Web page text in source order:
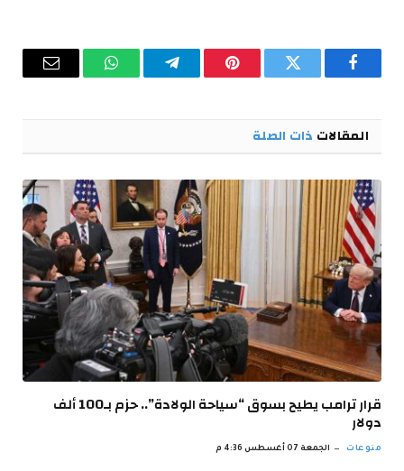
فيسبوك تويتر بينتيريستتيلقرام واتساب البريد
المقالات ذات الصلة
قرار ترامب يطيح بسوق “سياحة الولادة”.. حزم بـ100 ألف
دولار
منوعات الجمعة 07 أغسطس 4:36 م